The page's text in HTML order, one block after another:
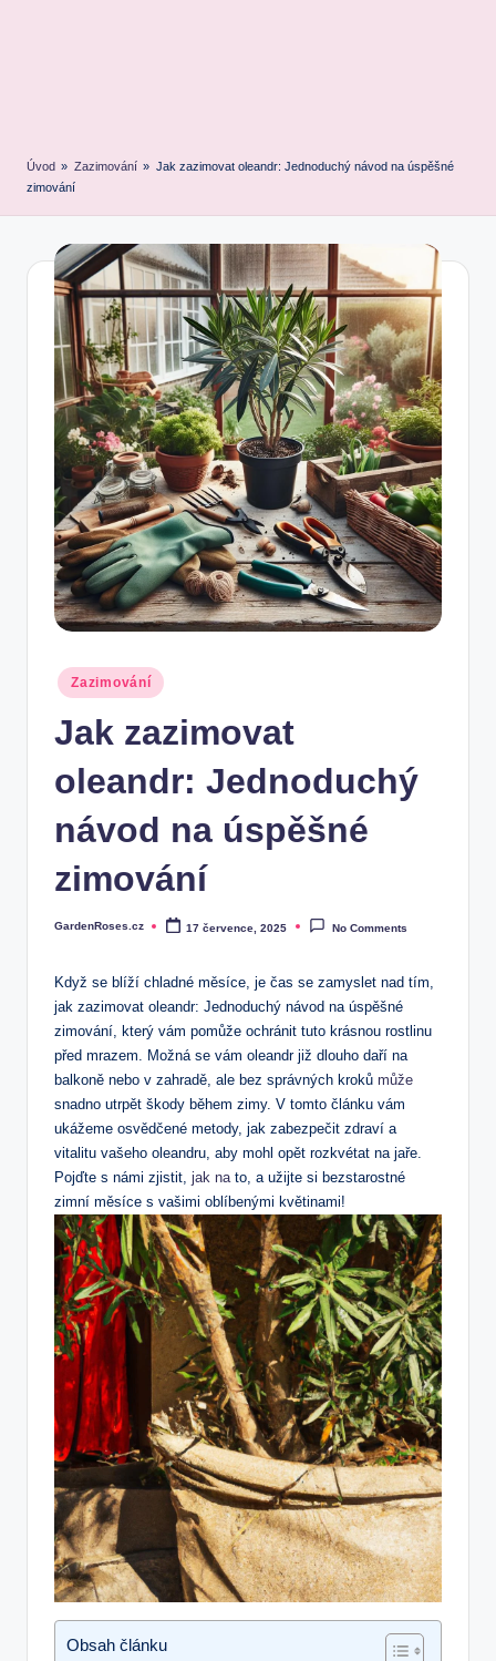
Úvod » Zazimování » Jak zazimovat oleandr: Jednoduchý návod na úspěšné
zimování
Posted
in
Zazimování
Jak zazimovat
oleandr: Jednoduchý
návod na úspěšné
zimování
Posted
GardenRoses.cz 17 července, 2025 No Comments
Když se blíží ​chladné měsíce, je‍ čas⁢ se ​zamyslet nad tím,
jak zazimovat oleandr: Jednoduchý ​návod‍ na úspěšné
zimování, který ⁤vám pomůže ochránit ‌tuto krásnou rostlinu
⁢před ​mrazem. Možná se vám oleandr již dlouho daří ⁤na
‍balkoně nebo ⁢v zahradě, ⁣ale bez správných ⁤kroků⁤ může
snadno utrpět‍ škody ⁢během ‍zimy. V tomto článku vám
ukážeme osvědčené‌ metody, jak zabezpečit ​zdraví a
vitalitu vašeho oleandru, aby ⁢mohl​ opět rozkvétat na jaře.
⁢Pojďte ⁤s námi zjistit, jak‌ nato, a‌ užijte si ‍bezstarostné
zimní‌ měsíce ⁢s vašimi‌ oblíbenými květinami!
Obsah článku